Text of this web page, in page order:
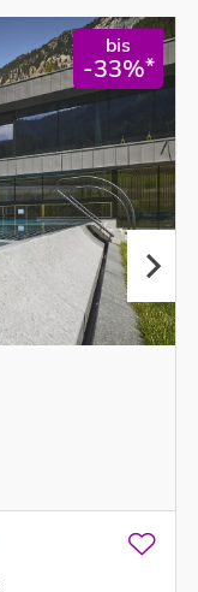
bis
-33%*